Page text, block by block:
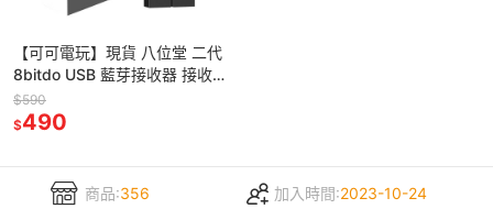
【可可電玩】現貨 八位堂 二代
8bitdo USB 藍芽接收器 接收器
藍芽 黑磚 支援 PS4 PS5手把
PC
$590
$490
商品:356 加入時間:2023-10-24